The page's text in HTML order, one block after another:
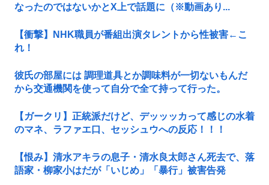
なったのではないかとX上で話題に（※動画あり...
【衝撃】NHK職員が番組出演タレントから性被害←こ
れ！
彼氏の部屋には 調理道具とか調味料が一切ないもんだ
から交通機関を使って自分で全て持って行った。
【ガークリ】正統派だけど、デッッッカって感じの水着
のマネ、ラファエ口、セッシュウへの反応！！！
【恨み】清水アキラの息子・清水良太郎さん死去で、落
語家・柳家小はだが「いじめ」「暴行」被害告発